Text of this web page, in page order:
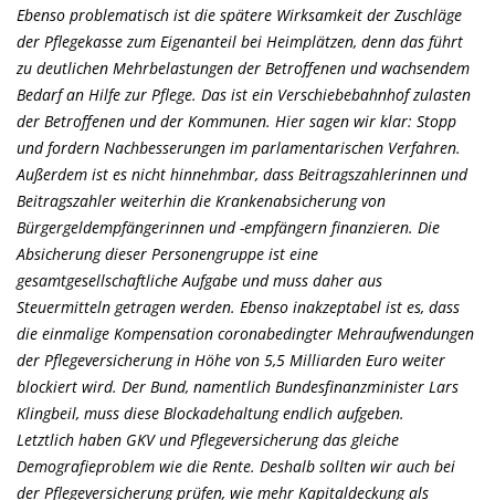
Ebenso problematisch ist die spätere Wirksamkeit der Zuschläge
der Pflegekasse zum Eigenanteil bei Heimplätzen, denn das führt
zu deutlichen Mehrbelastungen der Betroffenen und wachsendem
Bedarf an Hilfe zur Pflege. Das ist ein Verschiebebahnhof zulasten
der Betroffenen und der Kommunen. Hier sagen wir klar: Stopp
und fordern Nachbesserungen im parlamentarischen Verfahren.
Außerdem ist es nicht hinnehmbar, dass Beitragszahlerinnen und
Beitragszahler weiterhin die Krankenabsicherung von
Bürgergeldempfängerinnen und -empfängern finanzieren. Die
Absicherung dieser Personengruppe ist eine
gesamtgesellschaftliche Aufgabe und muss daher aus
Steuermitteln getragen werden. Ebenso inakzeptabel ist es, dass
die einmalige Kompensation coronabedingter Mehraufwendungen
der Pflegeversicherung in Höhe von 5,5 Milliarden Euro weiter
blockiert wird. Der Bund, namentlich Bundesfinanzminister Lars
Klingbeil, muss diese Blockadehaltung endlich aufgeben.
Letztlich haben GKV und Pflegeversicherung das gleiche
Demografieproblem wie die Rente. Deshalb sollten wir auch bei
der Pflegeversicherung prüfen, wie mehr Kapitaldeckung als